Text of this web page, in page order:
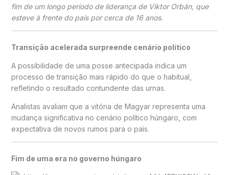
fim de um longo período de liderança de Viktor Orbán, que
esteve à frente do país por cerca de 16 anos.
Transição acelerada surpreende cenário político
A possibilidade de uma posse antecipada indica um
processo de transição mais rápido do que o habitual,
refletindo o resultado contundente das urnas.
Analistas avaliam que a vitória de Magyar representa uma
mudança significativa no cenário político húngaro, com
expectativa de novos rumos para o país.
Fim de uma era no governo húngaro